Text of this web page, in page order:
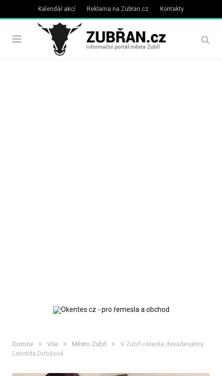
Kalendář akcí Reklama na Zubřan.cz Kontakty
Domov » Vše » Město Zubří »
V Zubří oslavila devadesátiny
Leonida Dobšová